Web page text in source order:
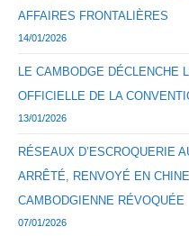
AFFAIRES FRONTALIÈRES
14/01/2026
LE CAMBODGE DÉCLENCHE
OFFICIELLE DE LA
13/01/2026
RÉSEAUX D’ESCROQUERIE
ARRÊTÉ, RENVOYÉ EN
CAMBODGIENNE RÉVOQUÉE
07/01/2026